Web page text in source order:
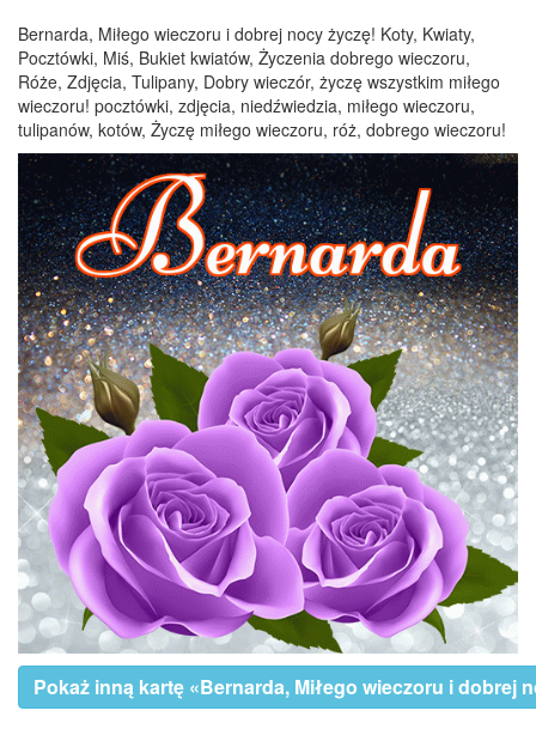
Bernarda, Miłego wieczoru i dobrej nocy życzę! Koty, Kwiaty,
Pocztówki, Miś, Bukiet kwiatów, Życzenia dobrego wieczoru,
Róże, Zdjęcia, Tulipany, Dobry wieczór, życzę wszystkim miłego
wieczoru! pocztówki, zdjęcia, niedźwiedzia, miłego wieczoru,
tulipanów, kotów, Życzę miłego wieczoru, róż, dobrego wieczoru!
Pokaż inną kartę «Bernarda, Miłego wieczoru i dobrej